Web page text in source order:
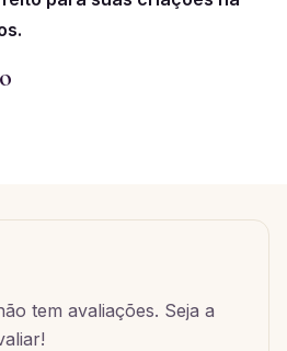
tem avaliações. Seja a